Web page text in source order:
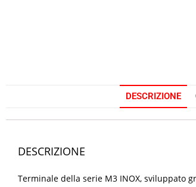
DESCRIZIONE
DESCRIZIONE
Terminale della serie M3 INOX, sviluppato